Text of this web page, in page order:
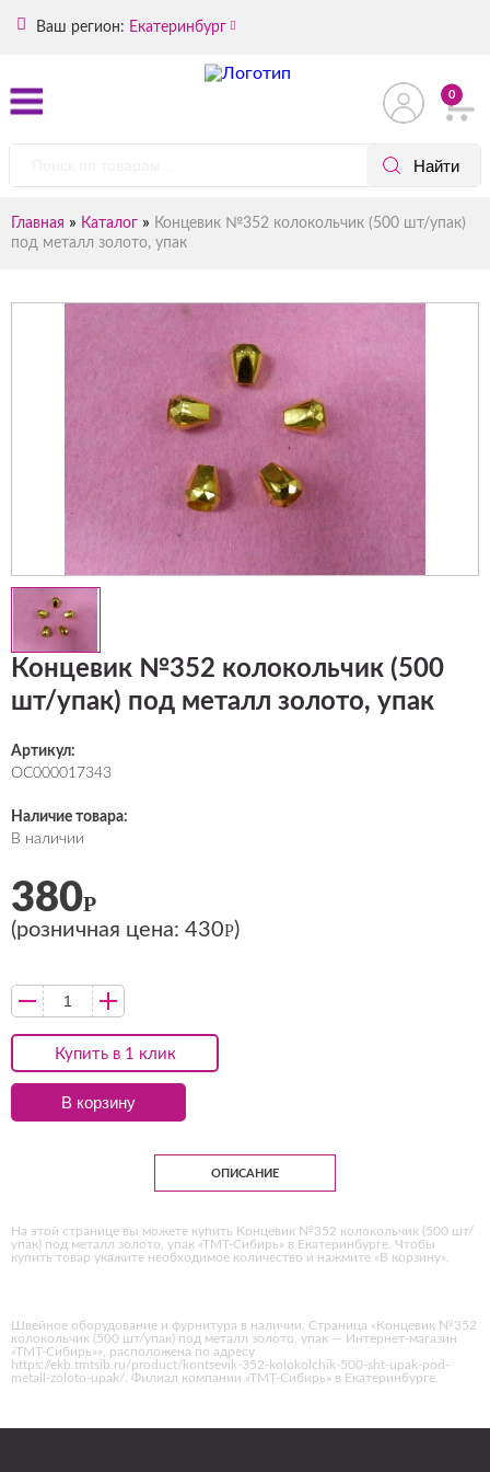
Ваш регион: Екатеринбург
0
Главная » Каталог » Концевик №352 колокольчик (500 шт/упак)
под металл золото, упак
Концевик №352 колокольчик (500
шт/упак) под металл золото, упак
Артикул:
ОС000017343
Наличие товара:
В наличии
Купить в 1 клик
380Р
(розничная цена: 430Р)
В корзину
ОПИСАНИЕ
На этой странице вы можете купить Концевик №352 колокольчик (500 шт/
упак) под металл золото, упак «ТМТ-Сибирь» в Екатеринбурге. Чтобы
купить товар укажите необходимое количество и нажмите «В корзину».
Швейное оборудование и фурнитура в наличии. Страница «Концевик №352
колокольчик (500 шт/упак) под металл золото, упак — Интернет-магазин
«ТМТ-Сибирь»», расположена по адресу
https://ekb.tmtsib.ru/product/kontsevik-352-kolokolchik-500-sht-upak-pod-
metall-zoloto-upak/. Филиал компании «ТМТ-Сибирь» в Екатеринбурге.